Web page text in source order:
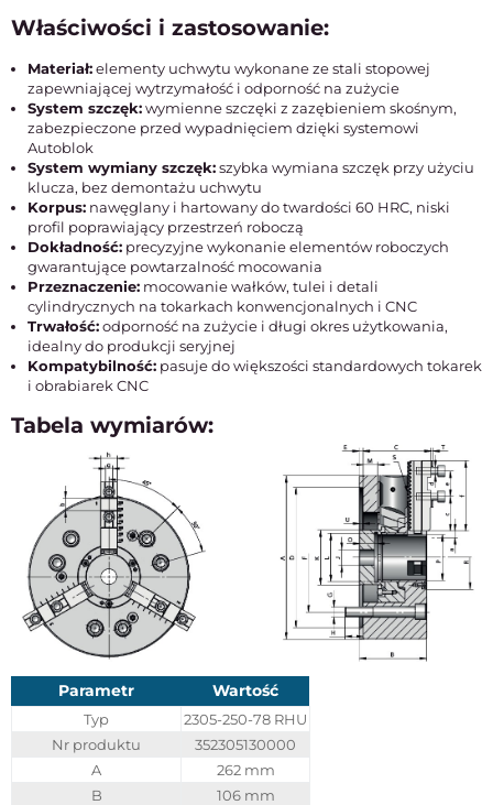
Właściwości i zastosowanie:
Materiał:elementy uchwytu wykonane ze stali stopowej
zapewniającej wytrzymałość i odporność na zużycie
System szczęk:wymienne szczęki z zazębieniem skośnym,
zabezpieczone przed wypadnięciem dzięki systemowi
Autoblok
System wymiany szczęk:szybka wymiana szczęk przy użyciu
klucza, bez demontażu uchwytu
Korpus: nawęglany i hartowany do twardości 60 HRC, niski
profil poprawiający przestrzeń roboczą
Dokładność: precyzyjne wykonanie elementów roboczych
gwarantujące powtarzalność mocowania
Przeznaczenie: mocowanie wałków, tulei i detali
cylindrycznych na tokarkach konwencjonalnych i CNC
Trwałość:odporność na zużycie i długi okres użytkowania,
idealny do produkcji seryjnej
Kompatybilność: pasuje do większości standardowych tokarek
i obrabiarek CNC
Tabela wymiarów:
Parametr Wartość
Typ
2305-250-78 RHU
Nr produktu
352305130000
A
262 mm
B
106 mm